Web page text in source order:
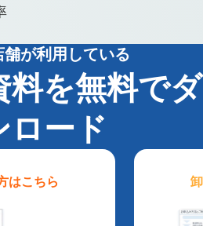
が利用している
料を無料でダ
ロード
はこちら